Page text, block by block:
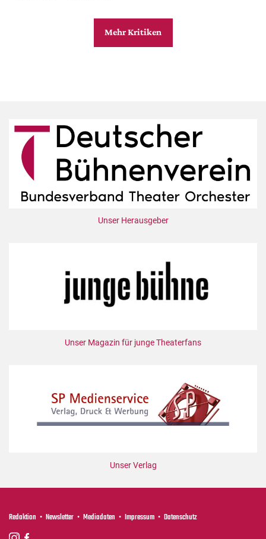
Mehr Kritiken
Unser Herausgeber
Unser Magazin für junge Theaterfans
Unser Verlag
Redaktion Newsletter Mediadaten Impressum Datenschutz